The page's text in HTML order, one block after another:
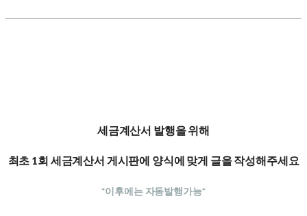
세금계산서 발행을 위해
최초 1회 세금계산서 게시판에 양식에 맞게 글을 작성해주세요
*이후에는 자동발행가능*